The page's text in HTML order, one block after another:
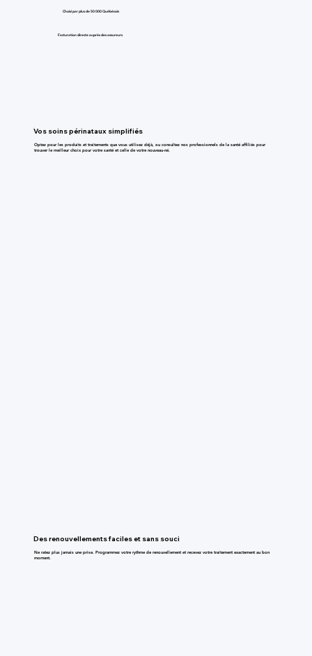
Facturation directe auprès des assureurs
Choisi par plus de 50 000 Québécois
Vos soins périnataux simplifiés
Optez pour les produits et traitements que vous utilisez déjà, ou consultez nos professionnels de la santé affiliés pour
trouver le meilleur choix pour votre santé et celle de votre nouveau-né.
Des renouvellements faciles et sans souci
Ne ratez plus jamais une prise. Programmez votre rythme de renouvellement et recevez votre traitement exactement au bon
moment.